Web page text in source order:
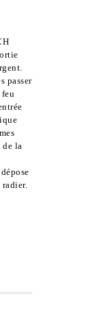
passer
feu
de la
radier.